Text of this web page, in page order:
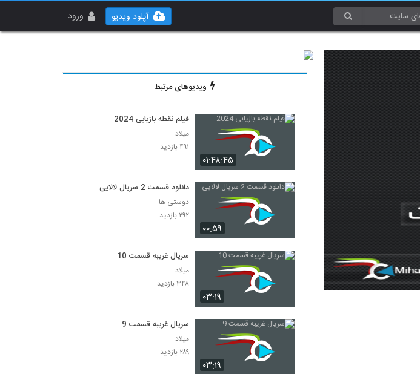
ورود آپلود ویدیو
ویدیوهای مرتبط
۰۱:۴۸:۴۵
فیلم نقطه بازیابی 2024
میلاد
۴۹۱ بازدید
۰۰:۵۹
دانلود قسمت 2 سریال لالایی
دوستی ها
۲۹۲ بازدید
۰۳:۱۹
سریال غریبه قسمت 10
میلاد
۳۴۸ بازدید
۰۳:۱۹
سریال غریبه قسمت 9
میلاد
۲۸۹ بازدید